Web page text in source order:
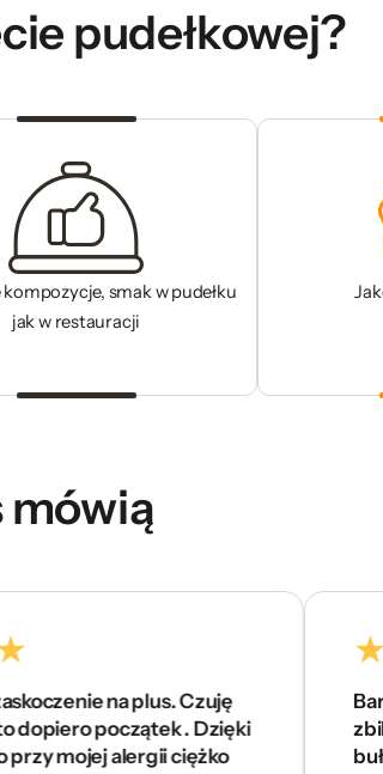
pudełkowej?
kompozycje, smak w pudełku
jak w restauracji
mówią
na plus. Czuję
początek . Dzięki
alergii ciężko
Bardzo
buły, są